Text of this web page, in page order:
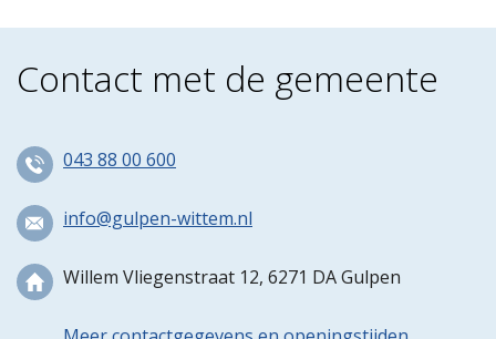
Contact met de gemeente
043 88 00 600
info@gulpen-wittem.nl
Willem Vliegenstraat 12, 6271 DA Gulpen